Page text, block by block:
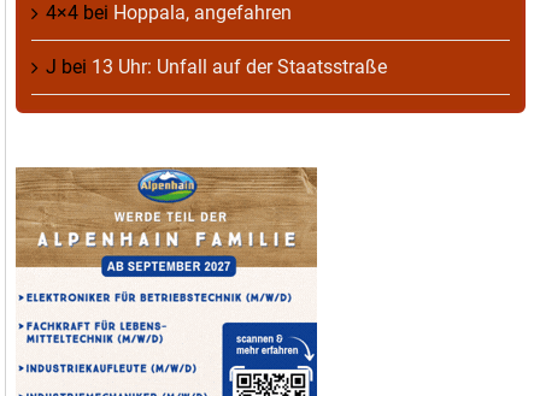
4×4 bei Hoppala, angefahren
J bei 13 Uhr: Unfall auf der Staatsstraße